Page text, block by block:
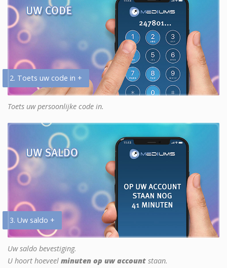
2. Toets uw code in +
Toets uw persoonlijke code in.
3. Uw saldo +
Uw saldo bevestiging.
U hoort hoeveel minuten op uw account staan.